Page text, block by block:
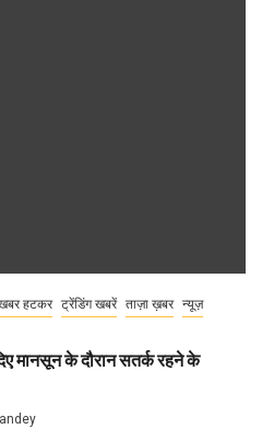
हटकर ट्रेंडिंग खबरें ताज़ा ख़बर न्यूज़
मानसून के दौरान सतर्क रहने के